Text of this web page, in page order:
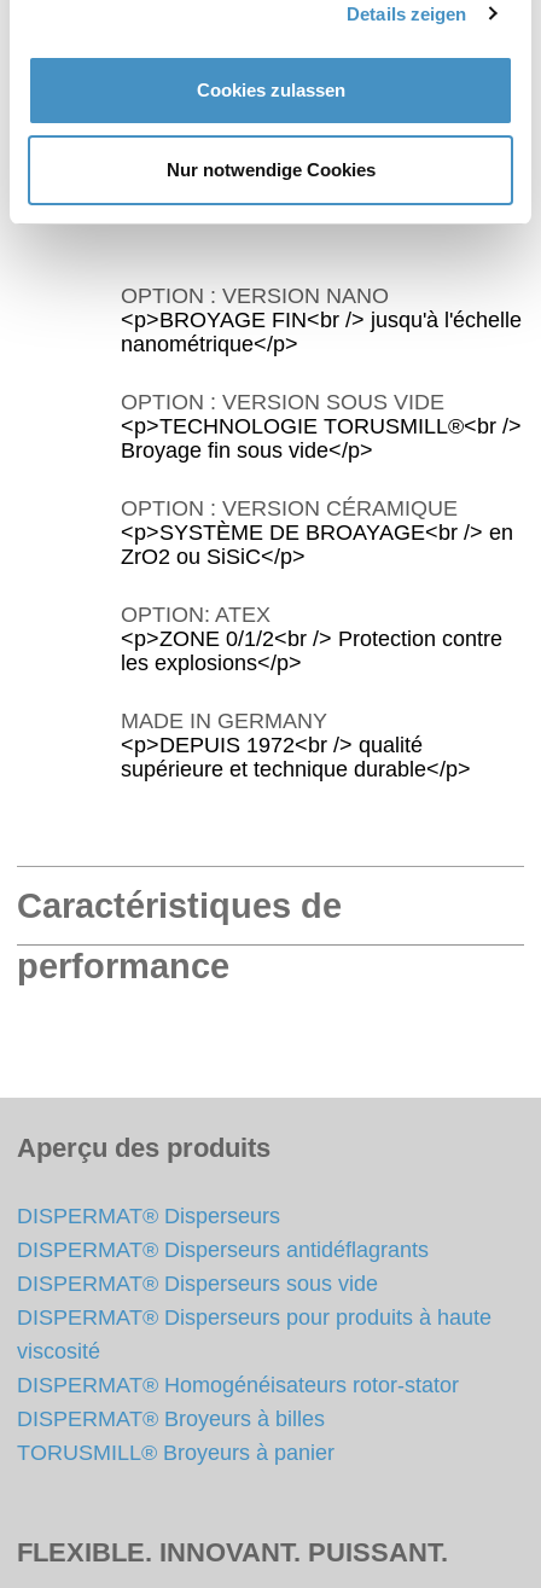
Details zeigen
Cookies zulassen
Nur notwendige Cookies
être combiné avec le système de raclage
modulaire ASC.
Broyeur à panier TORUSMILL® TML50: Les
fonctions les plus importantes
OPTION : VERSION NANO
<p>BROYAGE FIN<br /> jusqu'à l'échelle
nanométrique</p>
OPTION : VERSION SOUS VIDE
<p>TECHNOLOGIE TORUSMILL®<br />
Broyage fin sous vide</p>
OPTION : VERSION CÉRAMIQUE
<p>SYSTÈME DE BROAYAGE<br /> en
ZrO2 ou SiSiC</p>
OPTION: ATEX
<p>ZONE 0/1/2<br /> Protection contre
les explosions</p>
MADE IN GERMANY
<p>DEPUIS 1972<br /> qualité
supérieure et technique durable</p>
Caractéristiques de
performance
Aperçu des produits
DISPERMAT® Disperseurs
DISPERMAT® Disperseurs antidéflagrants
DISPERMAT® Disperseurs sous vide
DISPERMAT® Disperseurs pour produits à haute
viscosité
DISPERMAT® Homogénéisateurs rotor-stator
DISPERMAT® Broyeurs à billes
TORUSMILL® Broyeurs à panier
FLEXIBLE. INNOVANT. PUISSANT.